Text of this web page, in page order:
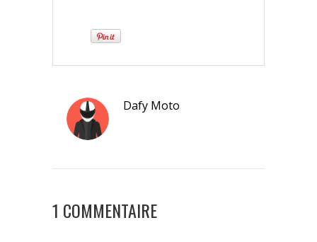
Dafy Moto
1 COMMENTAIRE